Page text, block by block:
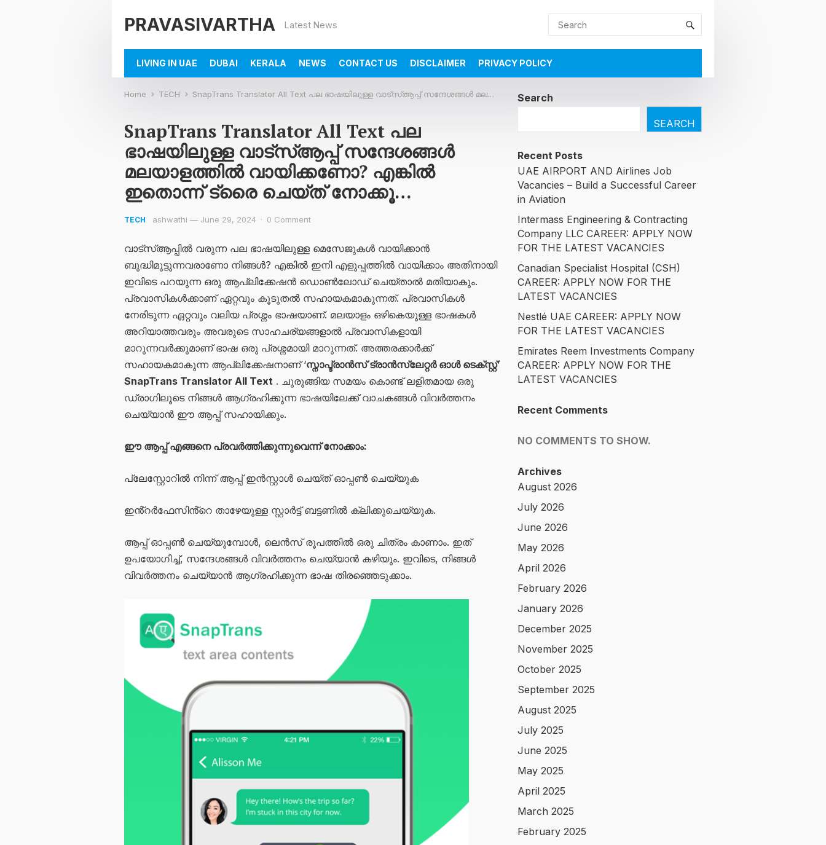
PRAVASIVARTHA Latest News
LIVING IN UAE DUBAI KERALA NEWS CONTACT US DISCLAIMER PRIVACY POLICY
Home TECH SnapTrans Translator All Text പല ഭാഷയിലുള്ള വാട്സ്ആപ്പ് സന്ദേശങ്ങൾ മലയാളത്തിൽ വായിക്കണോ? എങ്കിൽ ഇതൊന്ന് ട്രൈ ചെയ്ത് നോക്കൂ…
SnapTrans Translator All Text പല
ഭാഷയിലുള്ള വാട്സ്ആപ്പ് സന്ദേശങ്ങൾ
മലയാളത്തിൽ വായിക്കണോ? എങ്കിൽ
ഇതൊന്ന് ട്രൈ ചെയ്ത് നോക്കൂ…
TECH ashwathi — June 29, 2024 · 0 Comment
വാട്സ്ആപ്പിൽ വരുന്ന പല ഭാഷയിലുള്ള മെസേജുകൾ വായിക്കാൻ
ബുദ്ധിമുട്ടുന്നവരാണോ നിങ്ങൾ? എങ്കിൽ ഇനി എളുപ്പത്തിൽ വായിക്കാം അതിനായി
ഇവിടെ പറയുന്ന ഒരു ആപ്ലിക്കേഷൻ ഡൊൺലോഡ് ചെയ്താൽ മതിയാകും.
പ്രവാസികൾക്കാണ് ഏറ്റവും കൂടുതൽ സഹായകമാകുന്നത്. പ്രവാസികൾ
നേരിടുന്ന ഏറ്റവും വലിയ പ്രശ്നം ഭാഷയാണ്. മലയാളം ഒഴികെയുള്ള ഭാഷകൾ
അറിയാത്തവരും അവരുടെ സാഹചര്യങ്ങളാൽ പ്രവാസികളായി
മാറുന്നവർക്കുമാണ് ഭാഷ ഒരു പ്രശ്നമായി മാറുന്നത്. അത്തരക്കാർക്ക്
സഹായകമാകുന്ന ആപ്ലിക്കേഷനാണ് ‘സ്നാപ്ട്രാൻസ് ട്രാൻസ്ലേറ്റർ ഓൾ ടെക്സ്റ്റ്’
SnapTrans Translator All Text . ചുരുങ്ങിയ സമയം കൊണ്ട് ലളിതമായ ഒരു
ഡ്രാഗിലൂടെ നിങ്ങൾ ആഗ്രഹിക്കുന്ന ഭാഷയിലേക്ക് വാചകങ്ങൾ വിവർത്തനം
ചെയ്യാൻ ഈ ആപ്പ് സഹായിക്കും.
ഈ ആപ്പ് എങ്ങനെ പ്രവർത്തിക്കുന്നുവെന്ന് നോക്കാം:
പ്ലേസ്റ്റോറിൽ നിന്ന് ആപ്പ് ഇൻസ്റ്റാൾ ചെയ്ത് ഓപ്പൺ ചെയ്യുക
ഇൻ്റർഫേസിൻ്റെ താഴേയുള്ള സ്റ്റാർട്ട് ബട്ടണിൽ ക്ലിക്കുചെയ്യുക.
ആപ്പ് ഓപ്പൺ ചെയ്യുമ്പോൾ, ലെൻസ് രൂപത്തിൽ ഒരു ചിത്രം കാണാം. ഇത്
ഉപയോഗിച്ച്, സന്ദേശങ്ങൾ വിവർത്തനം ചെയ്യാൻ കഴിയും. ഇവിടെ, നിങ്ങൾ
വിവർത്തനം ചെയ്യാൻ ആഗ്രഹിക്കുന്ന ഭാഷ തിരഞ്ഞെടുക്കാം.
Search
SEARCH
Recent Posts
UAE AIRPORT AND Airlines Job
Vacancies – Build a Successful Career
in Aviation
Intermass Engineering & Contracting
Company LLC CAREER: APPLY NOW
FOR THE LATEST VACANCIES
Canadian Specialist Hospital (CSH)
CAREER: APPLY NOW FOR THE
LATEST VACANCIES
Nestlé UAE CAREER: APPLY NOW
FOR THE LATEST VACANCIES
Emirates Reem Investments Company
CAREER: APPLY NOW FOR THE
LATEST VACANCIES
Recent Comments
NO COMMENTS TO SHOW.
Archives
August 2026
July 2026
June 2026
May 2026
April 2026
February 2026
January 2026
December 2025
November 2025
October 2025
September 2025
August 2025
July 2025
June 2025
May 2025
April 2025
March 2025
February 2025